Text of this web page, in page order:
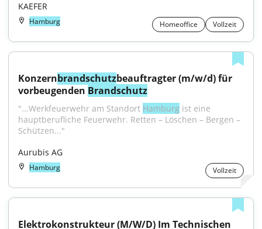
KAEFER
Hamburg Homeoffice Vollzeit
Konzernbrandschutzbeauftragter (m/w/d) für
vorbeugenden Brandschutz
"...Werkfeuerwehr am Standort Hamburg ist eine
hauptberufliche Feuerwehr. Retten – Löschen – Bergen –
Schützen..."
Aurubis AG
Hamburg Vollzeit